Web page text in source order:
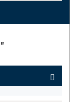
"